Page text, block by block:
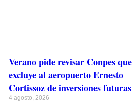
Verano pide revisar Conpes que
excluye al aeropuerto Ernesto
Cortissoz de inversiones futuras
4 agosto, 2026